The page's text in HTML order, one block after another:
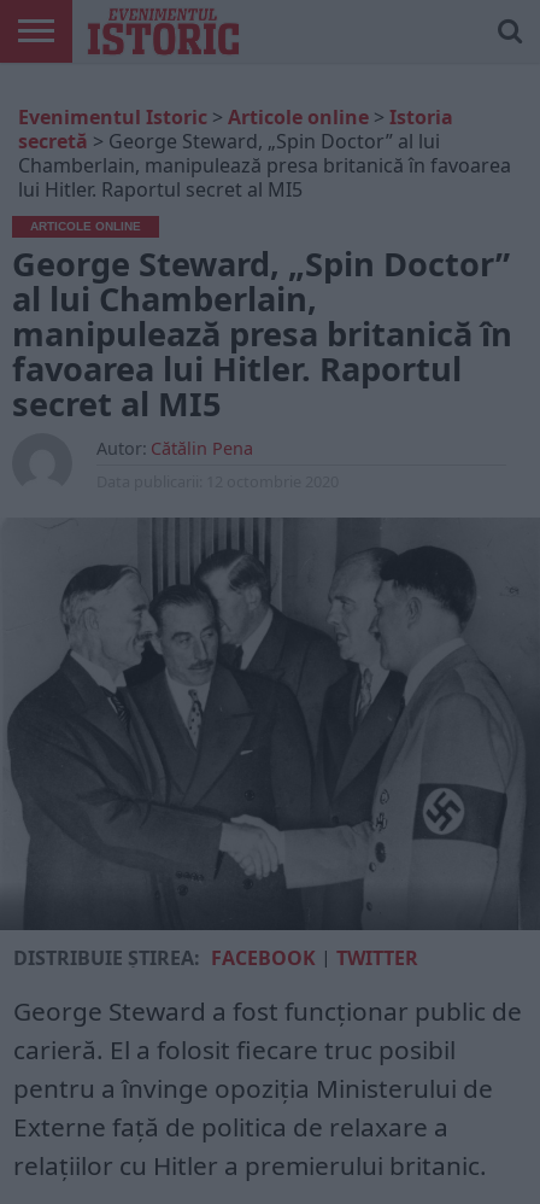
ONLINE
EDIȚII
TIPĂRITE
ISTORIC
PLAY
CONTUL
MEU
Evenimentul Istoric > Articole online > Istoria
secretă > George Steward, „Spin Doctor” al lui
Chamberlain, manipulează presa britanică în favoarea
lui Hitler. Raportul secret al MI5
ARTICOLE ONLINE
George Steward, „Spin Doctor”
al lui Chamberlain,
manipulează presa britanică în
favoarea lui Hitler. Raportul
secret al MI5
Autor: Cătălin Pena
DISTRIBUIE ȘTIREA: FACEBOOK |TWITTER
George Steward a fost funcționar public de
carieră. El a folosit fiecare truc posibil
pentru a învinge opoziția Ministerului de
Externe față de politica de relaxare a
relațiilor cu Hitler a premierului britanic.